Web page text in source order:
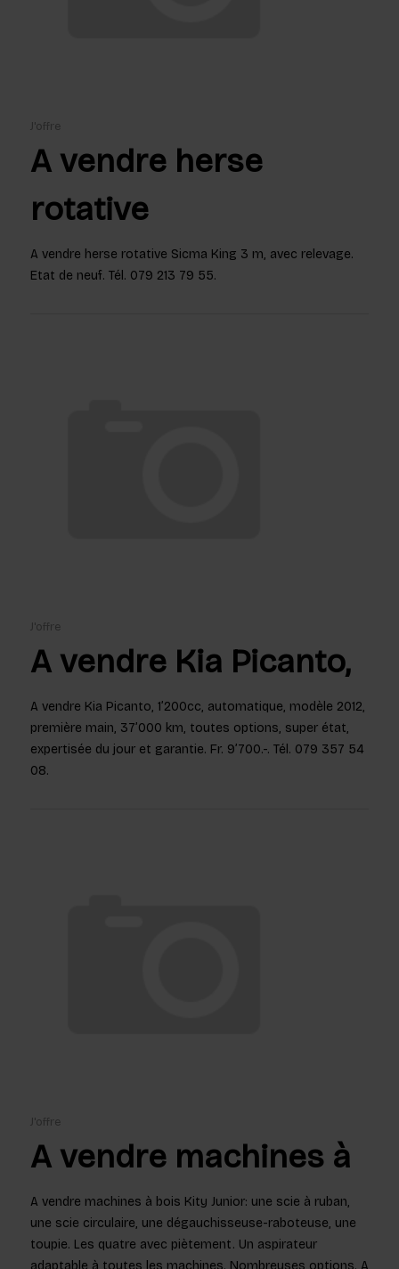
J'offre
A vendre herse
rotative
A vendre herse rotative Sicma King 3 m, avec relevage.
Etat de neuf. Tél. 079 213 79 55.
J'offre
A vendre Kia Picanto,
A vendre Kia Picanto, 1’200cc, automatique, modèle 2012,
première main, 37’000 km, toutes options, super état,
expertisée du jour et garantie. Fr. 9’700.-. Tél. 079 357 54
08.
J'offre
A vendre machines à
A vendre machines à bois Kity Junior: une scie à ruban,
une scie circulaire, une dégauchisseuse-raboteuse, une
toupie. Les quatre avec piètement. Un aspirateur
adaptable à toutes les machines. Nombreuses options. A